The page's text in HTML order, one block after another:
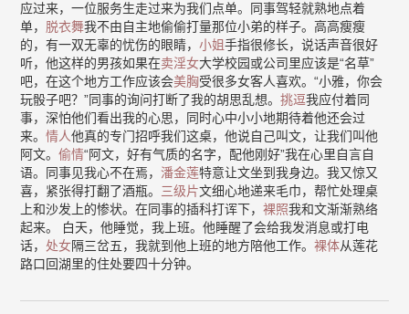
应过来，一位服务生走过来为我们点单。同事驾轻就熟地点着
单， 脱衣舞我不由自主地偷偷打量那位小弟的样子。高高瘦瘦
的，有一双无辜的忧伤的眼睛，小姐手指很修长，说话声音很好
听，他这样的男孩如果在卖淫女大学校园或公司里应该是“名草”
吧，在这个地方工作应该会美胸受很多女客人喜欢。“小雅，你会
玩骰子吧？”同事的询问打断了我的胡思乱想。挑逗我应付着同
事，深怕他们看出我的心思，同时心中小小地期待着他还会过
来。情人他真的专门招呼我们这桌，他说自己叫文，让我们叫他
阿文。偷情“阿文，好有气质的名字，配他刚好”我在心里自言自
语。同事见我心不在焉， 潘金莲特意让文坐到我身边。我又惊又
喜，紧张得打翻了酒瓶。 三级片文细心地递来毛巾，帮忙处理桌
上和沙发上的惨状。在同事的插科打诨下，裸照我和文渐渐熟络
起来。 白天，他睡觉，我上班。他睡醒了会给我发消息或打电
话， 处女隔三岔五，我就到他上班的地方陪他工作。裸体从莲花
路口回湖里的住处要四十分钟。